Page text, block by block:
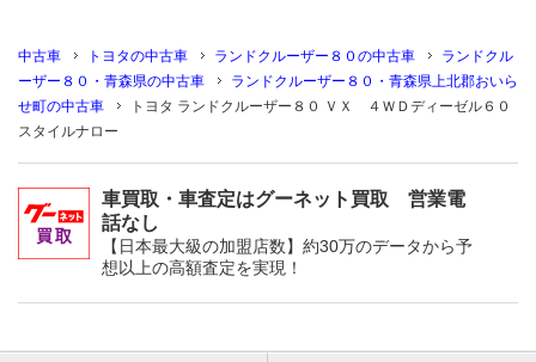
中古車 トヨタの中古車 ランドクルーザー８０の中古車
ランドクル
ーザー８０・青森県の中古車
ランドクルーザー８０・青森県上北郡おいら
せ町の中古車
トヨタ ランドクルーザー８０ ＶＸ ４ＷＤディーゼル６０
スタイルナロー
車買取・車査定はグーネット買取 営業電
話なし
【日本最大級の加盟店数】約30万のデータから予
想以上の高額査定を実現！